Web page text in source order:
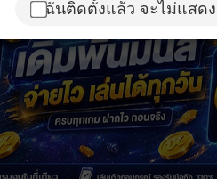
ฉันติดตั้งแล้ว จะไม่แสด